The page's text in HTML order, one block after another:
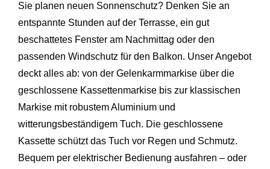
Sie planen neuen Sonnenschutz? Denken Sie an
entspannte Stunden auf der Terrasse, ein gut
beschattetes Fenster am Nachmittag oder den
passenden Windschutz für den Balkon. Unser Angebot
deckt alles ab: von der Gelenkarmmarkise über die
geschlossene Kassettenmarkise bis zur klassischen
Markise mit robustem Aluminium und
witterungsbeständigem Tuch. Die geschlossene
Kassette schützt das Tuch vor Regen und Schmutz.
Bequem per elektrischer Bedienung ausfahren – oder